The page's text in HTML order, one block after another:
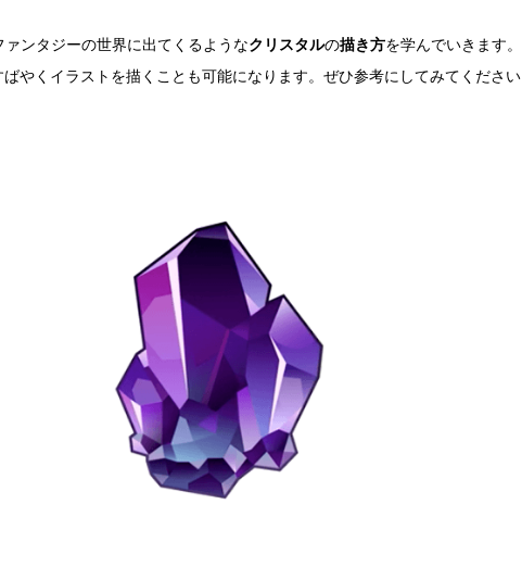
ァンタジーの世界に出てくるようなクリスタルの描き方を学んでいきます。
やくイラストを描くことも可能になります。ぜひ参考にしてみてください